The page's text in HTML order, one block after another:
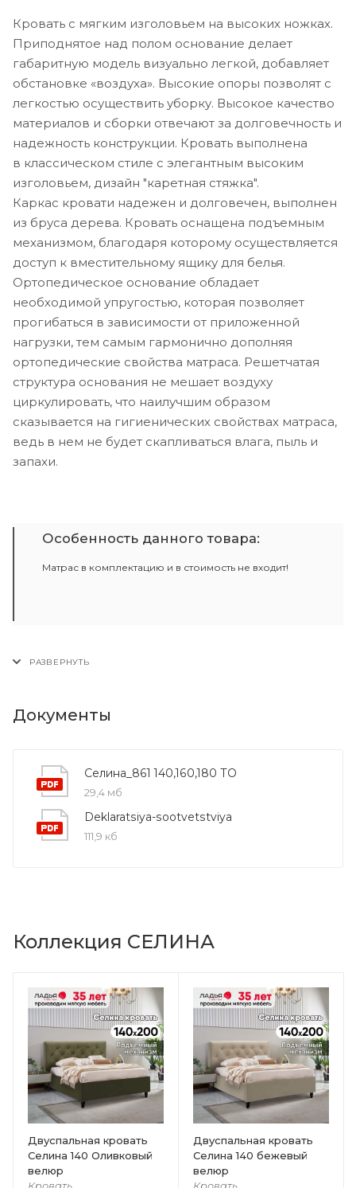
Кровать с мягким изголовьем на высоких ножках.
Приподнятое над полом основание делает
габаритную модель визуально легкой, добавляет
обстановке «воздуха». Высокие опоры позволят с
легкостью осуществить уборку. Высокое качество
материалов и сборки отвечают за долговечность и
надежность конструкции. Кровать выполнена
в классическом стиле с элегантным высоким
изголовьем, дизайн "каретная стяжка".
Каркас кровати надежен и долговечен, выполнен
из бруса дерева. Кровать оснащена подъемным
механизмом, благодаря которому осуществляется
доступ к вместительному ящику для белья.
Ортопедическое основание обладает
необходимой упругостью, которая позволяет
прогибаться в зависимости от приложенной
нагрузки, тем самым гармонично дополняя
ортопедические свойства матраса. Решетчатая
структура основания не мешает воздуху
циркулировать, что наилучшим образом
сказывается на гигиенических свойствах матраса,
ведь в нем не будет скапливаться влага, пыль и
запахи.
Особенность данного товара:
Матрас в комплектацию и в стоимость не входит!
Документы
Селина_861 140,160,180 ТО
29,4 мб
Deklaratsiya-sootvetstviya
111,9 кб
Коллекция СЕЛИНА
Двуспальная кровать
Селина 140 Оливковый
велюр
Двуспальная кровать
Селина 140 бежевый
велюр